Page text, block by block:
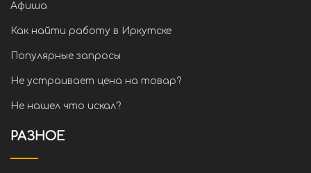
Афиша
Как найти работу в Иркутске
Популярные запросы
Не устраивает цена на товар?
Не нашел что искал?
РАЗНОЕ